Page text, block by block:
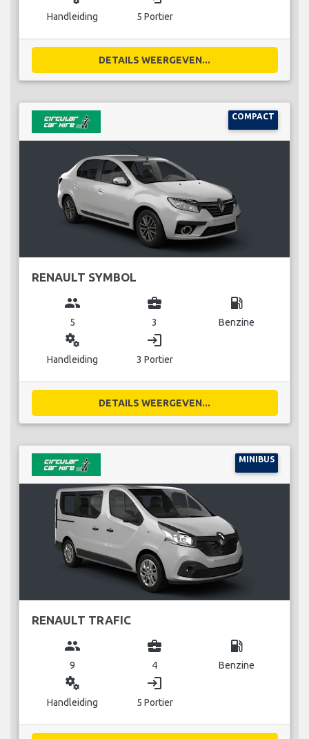
Handleiding 5 Portier
DETAILS WEERGEVEN...
COMPACT
RENAULT SYMBOL
group
5
business_center
3
local_gas_station
Benzine
miscellaneous_services
Handleiding
login
3 Portier
DETAILS WEERGEVEN...
MINIBUS
RENAULT TRAFIC
group
9
business_center
4
local_gas_station
Benzine
miscellaneous_services
Handleiding
login
5 Portier